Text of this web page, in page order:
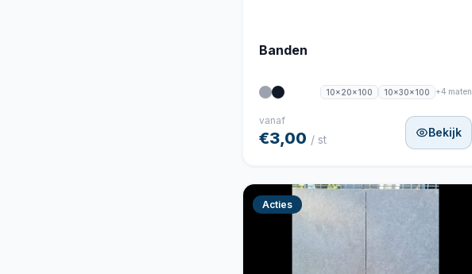
Banden
10x20x100 10x30x100 +4 maten
vanaf
€3,00 / st
Bekijk
Acties